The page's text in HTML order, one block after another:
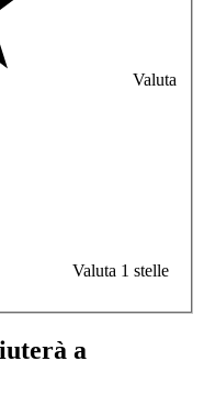
Valuta
Valuta 1 stelle
a